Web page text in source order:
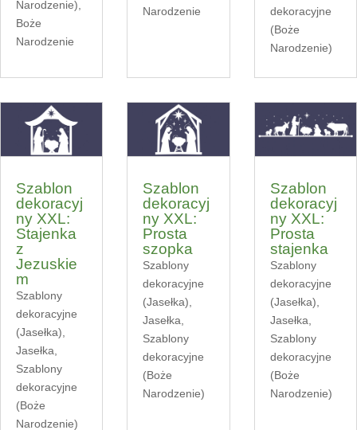
Narodzenie)
Boże
Narodzenie
Narodzenie
dekoracyjne
(Boże
Narodzenie)
Szablon
dekoracyj
ny XXL:
Stajenka
z
Jezuskie
m
Szablony
dekoracyjne
(Jasełka)
Jasełka
Szablony
dekoracyjne
(Boże
Narodzenie)
Szablon
dekoracyj
ny XXL:
Prosta
szopka
Szablony
dekoracyjne
(Jasełka)
Jasełka
Szablony
dekoracyjne
(Boże
Narodzenie)
Szablon
dekoracyj
ny XXL:
Prosta
stajenka
Szablony
dekoracyjne
(Jasełka)
Jasełka
Szablony
dekoracyjne
(Boże
Narodzenie)